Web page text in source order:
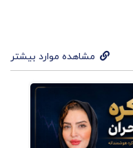
مشاهده موارد بیشتر